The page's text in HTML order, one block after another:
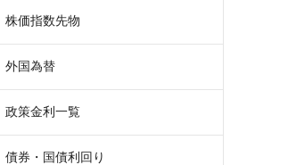
株価指数先物
外国為替
政策金利一覧
債券・国債利回り